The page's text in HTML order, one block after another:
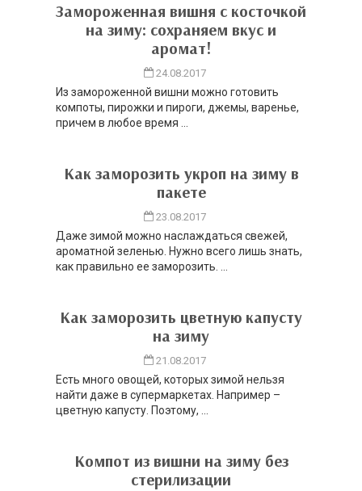
Замороженная вишня с косточкой
на зиму: сохраняем вкус и
аромат!
24.08.2017
Из замороженной вишни можно готовить
компоты, пирожки и пироги, джемы, варенье,
причем в любое время ...
Как заморозить укроп на зиму в
пакете
23.08.2017
Даже зимой можно наслаждаться свежей,
ароматной зеленью. Нужно всего лишь знать,
как правильно ее заморозить. ...
Как заморозить цветную капусту
на зиму
21.08.2017
Есть много овощей, которых зимой нельзя
найти даже в супермаркетах. Например –
цветную капусту. Поэтому, ...
Компот из вишни на зиму без
стерилизации